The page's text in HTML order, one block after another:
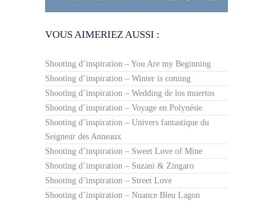
VOUS AIMERIEZ AUSSI :
Shooting d’inspiration – You Are my Beginning
Shooting d’inspiration – Winter is coming
Shooting d’inspiration – Wedding de los muertos
Shooting d’inspiration – Voyage en Polynésie
Shooting d’inspiration – Univers fantastique du
Seigneur des Anneaux
Shooting d’inspiration – Sweet Love of Mine
Shooting d’inspiration – Suzani & Zingaro
Shooting d’inspiration – Street Love
Shooting d’inspiration – Nuance Bleu Lagon